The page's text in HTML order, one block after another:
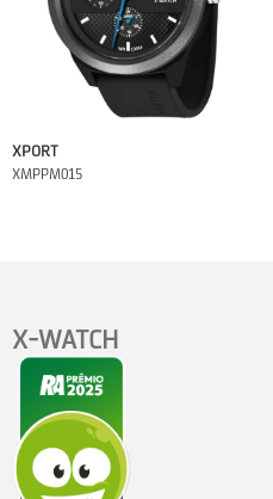
XPORT
XMPPM015
X-WATCH